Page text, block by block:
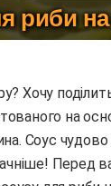
риби
на
Соус
Перед